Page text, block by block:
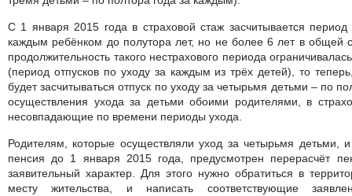
С 1 января 2015 года в страховой стаж засчитывается
каждым ребёнком до полутора лет, но не более 6 лет в общей
продолжительность такого нестрахового периода
(период отпусков по уходу за каждым из трёх детей), то
будет засчитываться отпуск по уходу за четырьмя детьми – по
осуществления ухода за детьми обоими родителями, в
несовпадающие по времени периоды ухода.
Родителям, которые осуществляли уход за четырьмя детьми,
пенсия до 1 января 2015 года, предусмотрен перерасчёт
заявительный характер. Для этого нужно обратиться в
месту жительства, и написать соответствующие